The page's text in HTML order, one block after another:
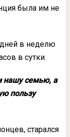
была им не
дней в неделю
в сутки.
нашу семью, а
пользу
старался